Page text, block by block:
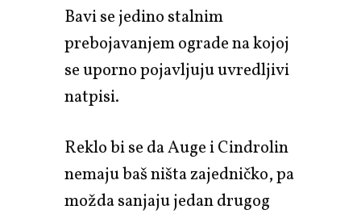
Bavi se jedino stalnim
prebojavanjem ograde na kojoj
se uporno pojavljuju uvredljivi
natpisi.
Reklo bi se da Auge i Cindrolin
nemaju baš ništa zajedničko, pa
možda sanjaju jedan drugog